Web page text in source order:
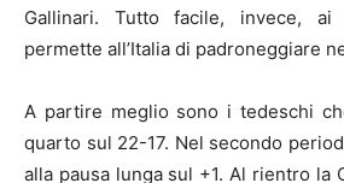
Gallinari. Tutto facile, invece, ai
permette all’Italia di padroneggiare
A partire meglio sono i tedeschi
quarto sul 22-17. Nel secondo
alla pausa lunga sul +1. Al rientro la